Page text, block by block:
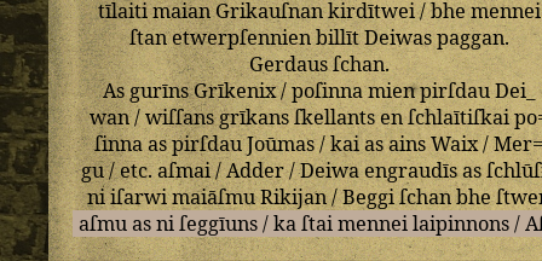
tīlaitimaianGrikauſnankirdītwei/bhemennei
ſtanetwerpſennienbillītDeiwaspaggan.
Gerdausſchan.
As gurīnsGrīkenix/poſinnamienpirſdau Dei_
wan/wiſſansgrīkans ſkellantsen ſchlaītiſkai
ſinna as pirſdau Joūmas/kai asains Waix/
gu/etc.aſmai/Adder/Deiwaengraudīsas
niiſarwimaiāſmuRikijan/Beggiſchan bhe
aſmuasniſeggīuns/kaſtaimenneilaipinnons/